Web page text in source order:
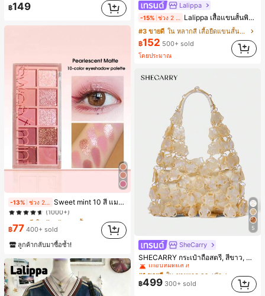
฿149
-13% ช่วง 2 วันที่ผ่านมา Sweet mint 10 สี แมตต์ พาเลตต์ อายแชโดว์ , 1 ชิ้น อย่างสูง เม็ดสี กันน้ำ ทนทาน อายแชโดว์ ถาด อายแชโดว์
#1 ขายดี
ใน ป้องกันรอยเปื้อน พาเลตต์อายแชโดว์
(1000+)
#1 ขายดี
(1000+)
#1 ขายดี
(1000+)
ใน ป้องกันรอยเปื้อน พาเลตต์อายแชโดว์
(1000+)
฿77 400+ sold
ลูกค้ากลับมาซื้อซ้ำ!
Lalippa
-15% Lalippa เสื้อแขนสั้นพิมพ์ลายยูนิคอร์นลายทางสีตัดกันสำหรับผู้หญิง สไตล์วิทยาลัย
#3 ขายดี
ใน หลากสี เสื้อยืดแขนสั้นเนื้อนุ่มสำหรับใส่ทุกวัน
฿152 500+ sold
โดยประมาณ
5
SheCarry
SHECARRY กระเป๋าถือสตรี, สีขาว, แฟชั่น, สง่างาม, วันหยุด, งานปาร์ตี้
#1 ขายดี ใน ชายหาด กระเป๋า
เกือบหมดแล้ว!
(100+)
#1 ขายดี ใน ชายหาด กระเป๋า
เกือบหมดแล้ว!
#1 ขายดี ใน ชายหาด กระเป๋า
เกือบหมดแล้ว!
฿499 300+ sold